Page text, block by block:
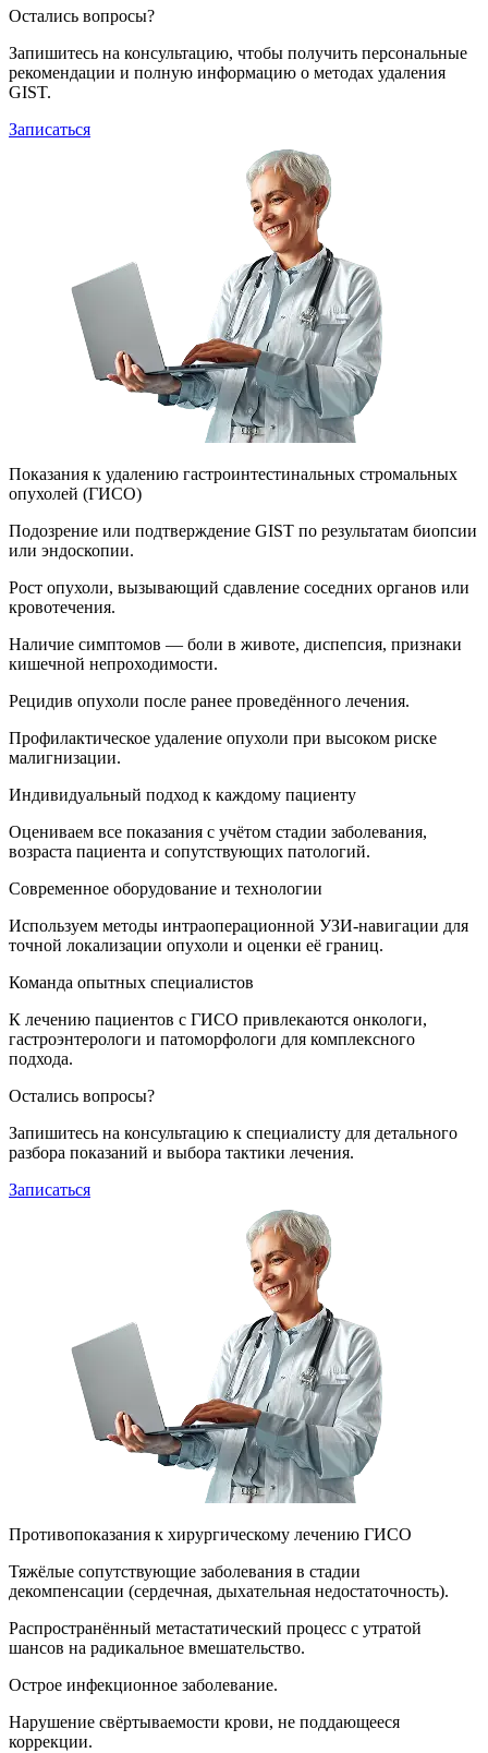
Остались вопросы?
Запишитесь на консультацию, чтобы получить персональные
рекомендации и полную информацию о методах удаления
GIST.
Записаться
Показания к удалению гастроинтестинальных стромальных
опухолей (ГИСО)
Подозрение или подтверждение GIST по результатам биопсии
или эндоскопии.
Рост опухоли, вызывающий сдавление соседних органов или
кровотечения.
Наличие симптомов — боли в животе, диспепсия, признаки
кишечной непроходимости.
Рецидив опухоли после ранее проведённого лечения.
Профилактическое удаление опухоли при высоком риске
малигнизации.
Индивидуальный подход к каждому пациенту
Оцениваем все показания с учётом стадии заболевания,
возраста пациента и сопутствующих патологий.
Современное оборудование и технологии
Используем методы интраоперационной УЗИ-навигации для
точной локализации опухоли и оценки её границ.
Команда опытных специалистов
К лечению пациентов с ГИСО привлекаются онкологи,
гастроэнтерологи и патоморфологи для комплексного
подхода.
Остались вопросы?
Запишитесь на консультацию к специалисту для детального
разбора показаний и выбора тактики лечения.
Записаться
Противопоказания к хирургическому лечению ГИСО
Тяжёлые сопутствующие заболевания в стадии
декомпенсации (сердечная, дыхательная недостаточность).
Распространённый метастатический процесс с утратой
шансов на радикальное вмешательство.
Острое инфекционное заболевание.
Нарушение свёртываемости крови, не поддающееся
коррекции.